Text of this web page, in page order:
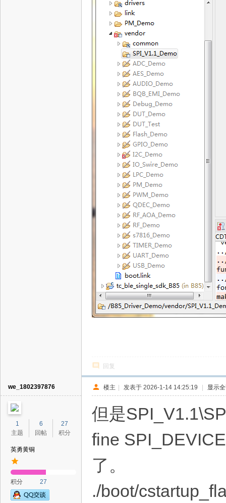
回复
we_1802397876
1
主题
6
回帖
27
积分
英勇黄铜
积分 27
楼主 | 发表于 2026-1-14 14:25:19 | 显示
但是
fine
了。
./boot/